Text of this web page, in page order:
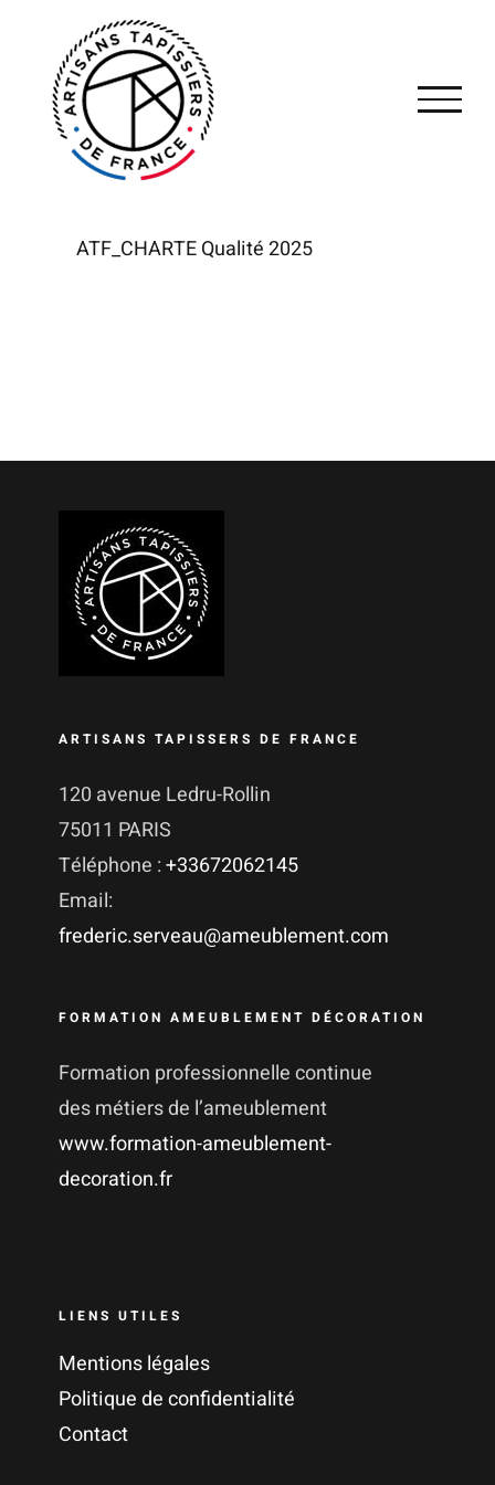
contenu
ATF_CHARTE Qualité 2025
ARTISANS TAPISSERS DE FRANCE
120 avenue Ledru-Rollin
75011 PARIS
Téléphone :+33672062145
Email:
frederic.serveau@ameublement.com
FORMATION AMEUBLEMENT DÉCORATION
Formation professionnelle continue
des métiers de l’ameublement
www.formation-ameublement-
decoration.fr
LIENS UTILES
Mentions légales
Politique de confidentialité
Contact